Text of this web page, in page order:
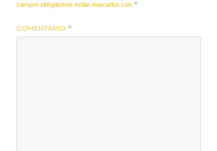
campos obligatorios están marcados con *
COMENTARIO *